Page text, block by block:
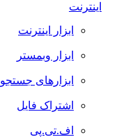
اینترنت
ابزار اینترنت
ابزار وبمستر
ابزارهای جستجو
اشتراک فایل
اف.تی.پی